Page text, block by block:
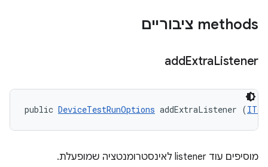
‫methods ציבוריים
addExtraListener
public DeviceTestRunOptions addExtraListener (
מוסיפים עוד listener לאינסטרומנטציה שמופעלת.